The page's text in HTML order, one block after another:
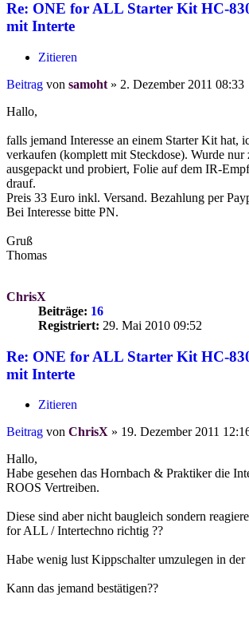
Re: ONE for ALL Starter Kit HC-
mit Interte
Zitieren
Beitrag von samoht » 2. Dezember 2011 08:33
Hallo,
falls jemand Interesse an einem Starter Kit hat,
verkaufen (komplett mit Steckdose). Wurde nur
ausgepackt und probiert, Folie auf dem IR-
drauf.
Preis 33 Euro inkl. Versand. Bezahlung per
Bei Interesse bitte PN.
Gruß
Thomas
ChrisX
Beiträge: 16
Registriert: 29. Mai 2010 09:52
Re: ONE for ALL Starter Kit HC-
mit Interte
Zitieren
Beitrag von ChrisX » 19. Dezember 2011
Hallo,
Habe gesehen das Hornbach & Praktiker die
ROOS Vertreiben.
Diese sind aber nicht baugleich sondern
for ALL / Intertechno richtig ??
Habe wenig lust Kippschalter umzulegen in der
Kann das jemand bestätigen??